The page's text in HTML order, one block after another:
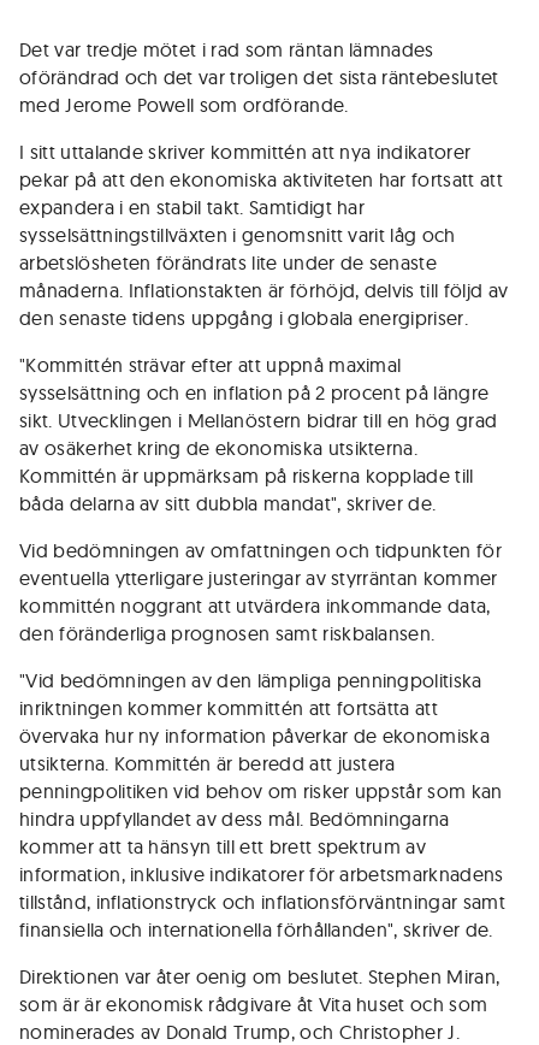
Det var tredje mötet i rad som räntan lämnades
oförändrad och det var troligen det sista räntebeslutet
med Jerome Powell som ordförande.
I sitt uttalande skriver kommittén att nya indikatorer
pekar på att den ekonomiska aktiviteten har fortsatt att
expandera i en stabil takt. Samtidigt har
sysselsättningstillväxten i genomsnitt varit låg och
arbetslösheten förändrats lite under de senaste
månaderna. Inflationstakten är förhöjd, delvis till följd av
den senaste tidens uppgång i globala energipriser.
"Kommittén strävar efter att uppnå maximal
sysselsättning och en inflation på 2 procent på längre
sikt. Utvecklingen i Mellanöstern bidrar till en hög grad
av osäkerhet kring de ekonomiska utsikterna.
Kommittén är uppmärksam på riskerna kopplade till
båda delarna av sitt dubbla mandat", skriver de.
Vid bedömningen av omfattningen och tidpunkten för
eventuella ytterligare justeringar av styrräntan kommer
kommittén noggrant att utvärdera inkommande data,
den föränderliga prognosen samt riskbalansen.
"Vid bedömningen av den lämpliga penningpolitiska
inriktningen kommer kommittén att fortsätta att
övervaka hur ny information påverkar de ekonomiska
utsikterna. Kommittén är beredd att justera
penningpolitiken vid behov om risker uppstår som kan
hindra uppfyllandet av dess mål. Bedömningarna
kommer att ta hänsyn till ett brett spektrum av
information, inklusive indikatorer för arbetsmarknadens
tillstånd, inflationstryck och inflationsförväntningar samt
finansiella och internationella förhållanden", skriver de.
Direktionen var åter oenig om beslutet. Stephen Miran,
som är är ekonomisk rådgivare åt Vita huset och som
nominerades av Donald Trump, och Christopher J.